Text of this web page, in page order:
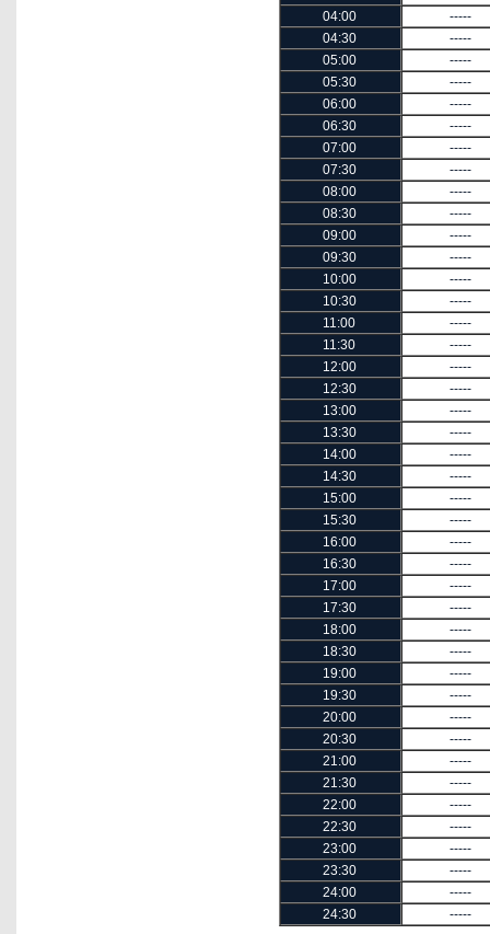
04:00
-----
04:30
-----
05:00
-----
05:30
-----
06:00
-----
06:30
-----
07:00
-----
07:30
-----
08:00
-----
08:30
-----
09:00
-----
09:30
-----
10:00
-----
10:30
-----
11:00
-----
11:30
-----
12:00
-----
12:30
-----
13:00
-----
13:30
-----
14:00
-----
14:30
-----
15:00
-----
15:30
-----
16:00
-----
16:30
-----
17:00
-----
17:30
-----
18:00
-----
18:30
-----
19:00
-----
19:30
-----
20:00
-----
20:30
-----
21:00
-----
21:30
-----
22:00
-----
22:30
-----
23:00
-----
23:30
-----
24:00
-----
24:30
-----